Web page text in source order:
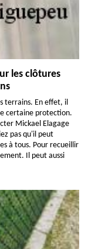
les clôtures
terrains. En effet, il
certaine protection.
Mickael Elagage
pas qu'il peut
à tous. Pour recueillir
Il peut aussi